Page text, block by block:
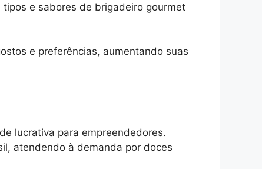
e sabores de brigadeiro gourmet
e preferências, aumentando suas
lucrativa para empreendedores.
atendendo à demanda por doces